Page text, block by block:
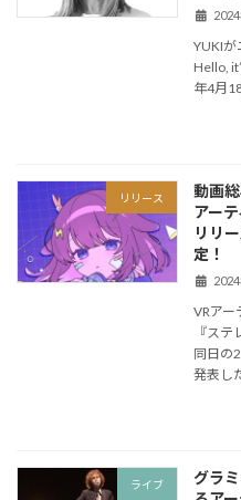
YUKIが
Hello,
年4月
リリース
動画
アー
リリ
定！
VRア
『ス
同日の
発表し
ライブ
グラ